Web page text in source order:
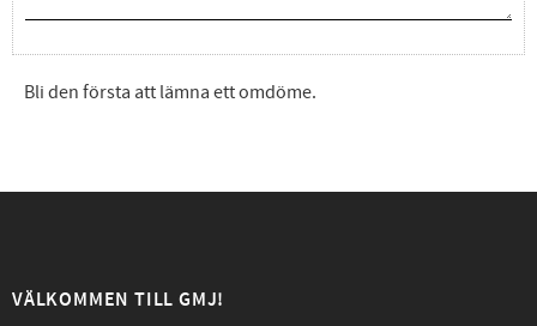
Bli den första att lämna ett omdöme.
VÄLKOMMEN TILL GMJ!